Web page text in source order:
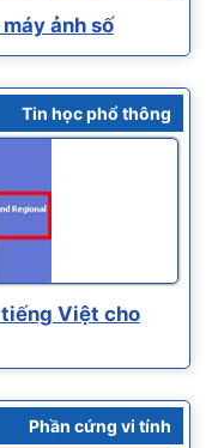
ảnh số
Tin học phổ thông
Việt cho
Phần cứng vi tính